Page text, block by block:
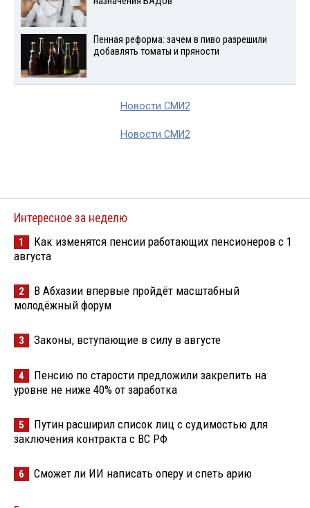
Пенная реформа: зачем в пиво разрешили
добавлять томаты и пряности
Новости СМИ2
Новости СМИ2
Интересное за неделю
1
Как изменятся пенсии работающих пенсионеров с 1
августа
2
В Абхазии впервые пройдёт масштабный
молодёжный форум
3 Законы, вступающие в силу в августе
4
Пенсию по старости предложили закрепить на
уровне не ниже 40% от заработка
5
Путин расширил список лиц с судимостью для
заключения контракта с ВС РФ
6 Сможет ли ИИ написать оперу и спеть арию